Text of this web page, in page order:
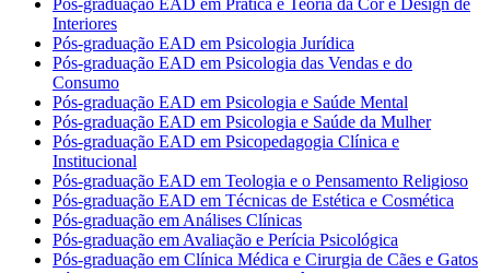
Pós-graduação EAD em Prática e Teoria da Cor e Design de
Interiores
Pós-graduação EAD em Psicologia Jurídica
Pós-graduação EAD em Psicologia das Vendas e do
Consumo
Pós-graduação EAD em Psicologia e Saúde Mental
Pós-graduação EAD em Psicologia e Saúde da Mulher
Pós-graduação EAD em Psicopedagogia Clínica e
Institucional
Pós-graduação EAD em Teologia e o Pensamento Religioso
Pós-graduação EAD em Técnicas de Estética e Cosmética
Pós-graduação em Análises Clínicas
Pós-graduação em Avaliação e Perícia Psicológica
Pós-graduação em Clínica Médica e Cirurgia de Cães e Gatos